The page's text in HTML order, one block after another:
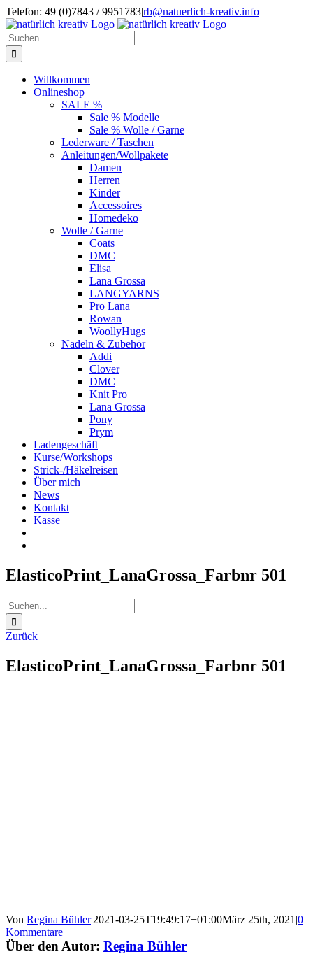
Zum
Inhalt
springen
Telefon: 49 (0)7843 / 9951783|rb@natuerlich-kreativ.info
Suche
nach:
Willkommen
Onlineshop
SALE %
Sale % Modelle
Sale % Wolle / Garne
Lederware / Taschen
Anleitungen/Wollpakete
Damen
Herren
Kinder
Accessoires
Homedeko
Wolle / Garne
Coats
DMC
Elisa
Lana Grossa
LANGYARNS
Pro Lana
Rowan
WoollyHugs
Nadeln & Zubehör
Addi
Clover
DMC
Knit Pro
Lana Grossa
Pony
Prym
Ladengeschäft
Kurse/Workshops
Strick-/Häkelreisen
Über mich
News
Kontakt
Kasse
ElasticoPrint_LanaGrossa_Farbnr 501
Suche
nach:
Zurück
ElasticoPrint_LanaGrossa_Farbnr 501
Von Regina Bühler|2021-03-25T19:49:17+01:00März 25th, 2021 |0
Kommentare
Über den Autor: Regina Bühler